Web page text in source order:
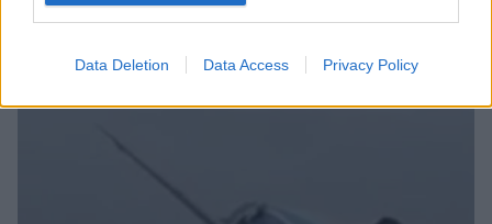
Data Deletion Data Access Privacy Policy
Σώθηκαν όσοι κάθονταν στην ουρά του αεροπλάνου που